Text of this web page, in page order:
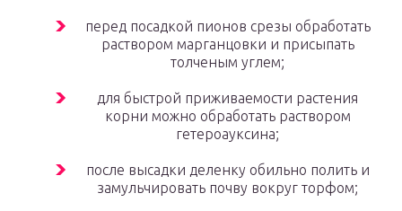
перед посадкой пионов срезы обработать
раствором марганцовки и присыпать
толченым углем;
для быстрой приживаемости растения
корни можно обработать раствором
гетероауксина;
после высадки деленку обильно полить и
замульчировать почву вокруг торфом;